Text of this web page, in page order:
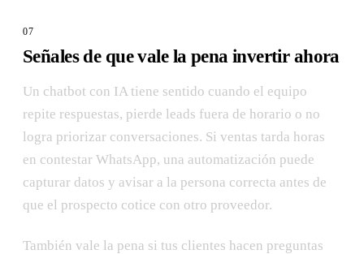
Señales de que vale la pena invertir ahora
Un chatbot con IA tiene sentido cuando el equipo
repite respuestas, pierde leads fuera de horario o no
logra priorizar conversaciones. Si ventas tarda horas
en contestar WhatsApp, una automatización puede
capturar datos y avisar a la persona correcta antes de
que el prospecto cotice con otro proveedor.
También vale la pena si tus clientes hacen preguntas